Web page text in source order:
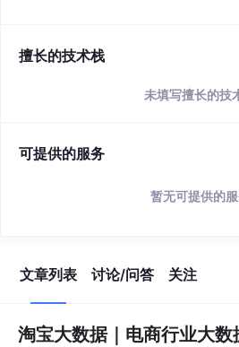
擅长的技术栈
未填写擅长的技
可提供的服务
暂无可提供的
文章列表 讨论/问答 关注
淘宝大数据｜电商行业大数